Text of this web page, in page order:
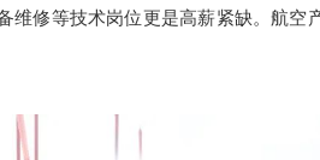
维修等技术岗位更是高薪紧缺。航